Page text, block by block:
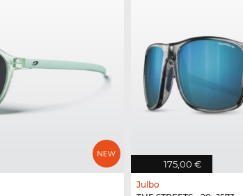
175,00 €
Julbo